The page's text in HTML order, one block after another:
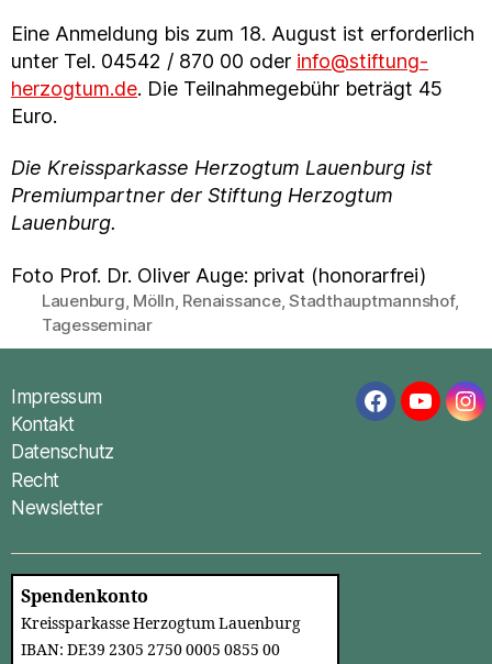
Eine Anmeldung bis zum 18. August ist erforderlich
unter Tel. 04542 / 870 00 oder info@stiftung-
herzogtum.de. Die Teilnahmegebühr beträgt 45
Euro.
Die Kreissparkasse Herzogtum Lauenburg ist
Premiumpartner der Stiftung Herzogtum
Lauenburg.
Foto Prof. Dr. Oliver Auge: privat (honorarfrei)
Schlagwörter
Lauenburg Mölln Renaissance,Stadthauptmannshof,
Tagesseminar
Impressum
Kontakt
Datenschutz
Recht
Newsletter
Facebook
Spendenkonto
Kreissparkasse Herzogtum Lauenburg
IBAN: DE39 2305 2750 0005 0855 00